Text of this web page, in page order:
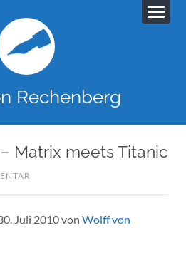
Rechenberg
Matrix meets Titanic
Juli 2010 von Wolff von